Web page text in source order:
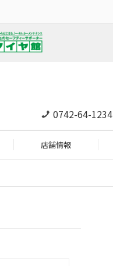
0742-64-1234
店舗情報